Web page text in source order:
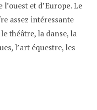
et d’Europe. Le
assez intéressante
théâtre, la danse, la
l’art équestre, les